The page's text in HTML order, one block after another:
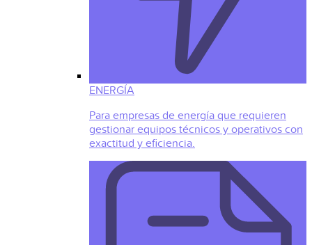
ENERGÍA
Para empresas de energía que requieren
gestionar equipos técnicos y operativos con
exactitud y eficiencia.